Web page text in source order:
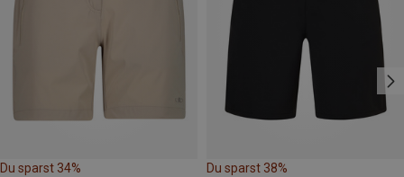
Du sparst 34% Du sparst 38%